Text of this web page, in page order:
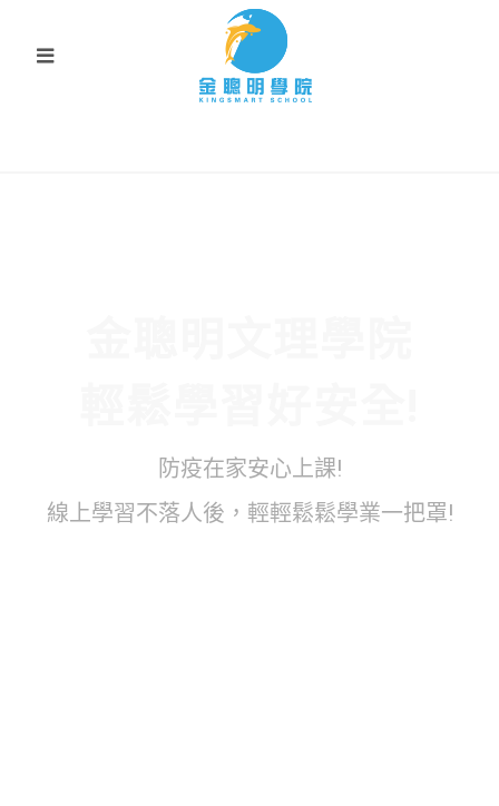
防疫在家安心上課!
線上學習不落人後，輕輕鬆鬆學業一把罩!